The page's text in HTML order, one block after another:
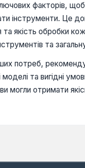
інструменти.
якість обробки
та
потреб,
моделі та вигідні
могли отримати